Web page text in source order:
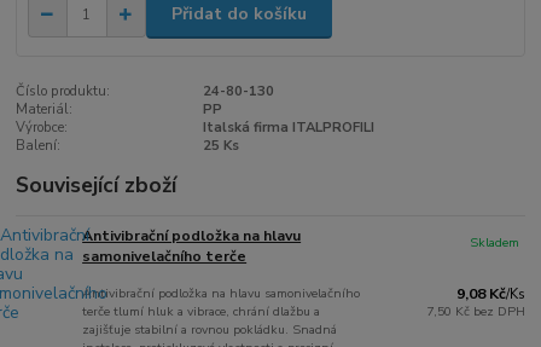
Přidat do košíku
Číslo produktu:
24-80-130
Materiál:
PP
Výrobce:
Italská firma ITALPROFILI
Balení:
25 Ks
Související zboží
Antivibrační podložka na hlavu
samonivelačního terče
Antivibrační podložka na hlavu samonivelačního
terče tlumí hluk a vibrace, chrání dlažbu a
zajišťuje stabilní a rovnou pokládku. Snadná
9,08 Kč/Ks
7,50 Kč bez DPH
Skladem